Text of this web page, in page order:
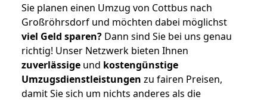
Sie planen einen Umzug von Cottbus nach
Großröhrsdorf und möchten dabei möglichst
viel Geld sparen? Dann sind Sie bei uns genau
richtig! Unser Netzwerk bieten Ihnen
zuverlässige und kostengünstige
Umzugsdienstleistungen zu fairen Preisen,
damit Sie sich um nichts anderes als die